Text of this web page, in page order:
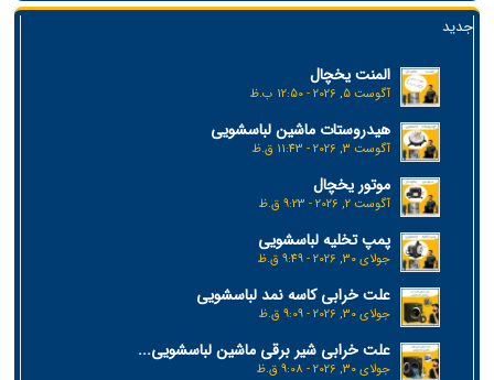
جدید
المنت یخچال
آگوست 5, 2026 - 12:50 ب.ظ
هیدروستات ماشین لباسشویی
آگوست 3, 2026 - 11:43 ق.ظ
موتور یخچال
آگوست 2, 2026 - 9:23 ق.ظ
پمپ تخلیه لباسشویی
جولای 30, 2026 - 9:49 ق.ظ
علت خرابی کاسه نمد لباسشویی
جولای 30, 2026 - 9:09 ق.ظ
علت خرابی شیر برقی ماشین لباسشویی...
جولای 30, 2026 - 9:08 ق.ظ